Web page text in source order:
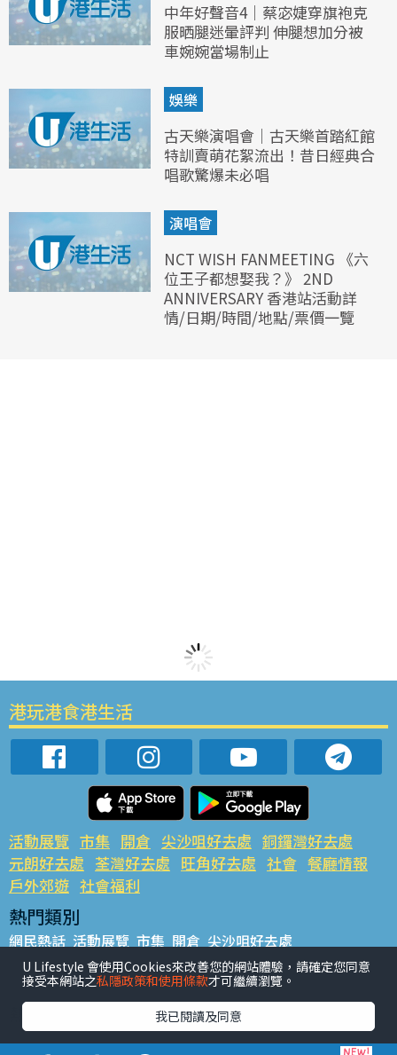
中年好聲音4｜蔡宓婕穿旗袍克
服晒腿迷暈評判 伸腿想加分被
車婉婉當場制止
娛樂
古天樂演唱會｜古天樂首踏紅館
特訓賣萌花絮流出！昔日經典合
唱歌驚爆未必唱
演唱會
NCT WISH FANMEETING 《六
位王子都想娶我？》 2ND
ANNIVERSARY 香港站活動詳
情/日期/時間/地點/票價一覽
港玩港食港生活
活動展覽 市集 開倉 尖沙咀好去處 銅鑼灣好去處
元朗好去處 荃灣好去處 旺角好去處 社會 餐廳情報
戶外郊遊 社會福利
熱門類別
網民熱話 活動展覽 市集 開倉 尖沙咀好去處
銅鑼灣好去處 元朗好去處 荃灣好去處 旺角好去處 社會
餐廳情報 戶外郊遊
熱門標籤
#UGO搵好去處 #人氣活動推介 #美食社群熱話
U Lifestyle 會使用Cookies來改善您的網站體驗，請確定您同意
接受本網站之私隱政策和使用條款才可繼續瀏覽。
我已閱讀及同意